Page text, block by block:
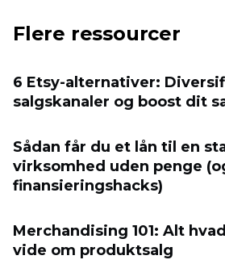
Flere ressourcer
6 Etsy-alternativer:
salgskanaler og boost dit
Sådan får du et lån til en
virksomhed uden penge
finansieringshacks)
Merchandising 101: Alt
vide om produktsalg